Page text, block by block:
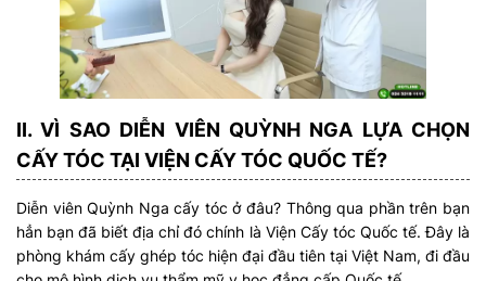
II. VÌ SAO DIỄN VIÊN QUỲNH NGA LỰA CHỌN
CẤY TÓC TẠI VIỆN CẤY TÓC QUỐC TẾ?
Diễn viên Quỳnh Nga cấy tóc ở đâu? Thông qua phần trên bạn
hẳn bạn đã biết địa chỉ đó chính là Viện Cấy tóc Quốc tế. Đây là
phòng khám cấy ghép tóc hiện đại đầu tiên tại Việt Nam, đi đầu